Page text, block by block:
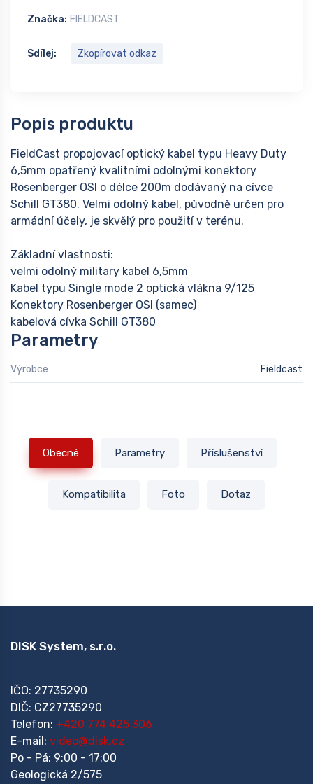
Značka: FIELDCAST
Sdílej: Zkopírovat odkaz
Popis produktu
FieldCast propojovací optický kabel typu Heavy Duty
6,5mm opatřený kvalitními odolnými konektory
Rosenberger OSI o délce 200m dodávaný na cívce
Schill GT380. Velmi odolný kabel, původně určen pro
armádní účely, je skvělý pro použití v terénu.
Základní vlastnosti:
velmi odolný military kabel 6,5mm
Kabel typu Single mode 2 optická vlákna 9/125
Konektory Rosenberger OSI (samec)
kabelová cívka Schill GT380
Parametry
Výrobce Fieldcast
Obecné Parametry Příslušenství
Kompatibilita Foto Dotaz
DISK System, s.r.o.
IČO: 27735290
DIČ: CZ27735290
Telefon: +420 774 425 306
E-mail: video@disk.cz
Po - Pá: 9:00 - 17:00
Geologická 2/575